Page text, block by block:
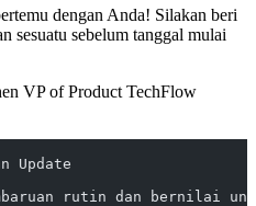
dengan Anda! Silakan beri
sesuatu sebelum tanggal mulai
VP of Product TechFlow
Update
rutin dan bernilai